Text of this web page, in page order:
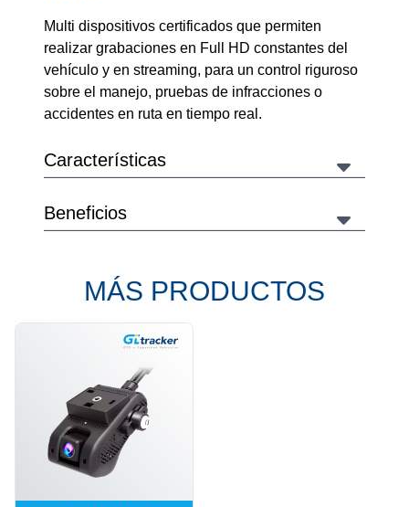
Multi dispositivos certificados que permiten
realizar grabaciones en Full HD constantes del
vehículo y en streaming, para un control riguroso
sobre el manejo, pruebas de infracciones o
accidentes en ruta en tiempo real.
Características
Beneficios
MÁS PRODUCTOS